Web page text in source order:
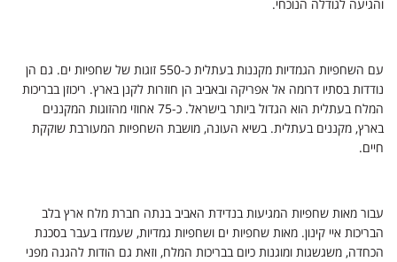
והגיעה לגודלה הנוכחי.
עם השחפיות הגמדיות מקננות בעתלית כ-550 זוגות של שחפיות ים. גם הן
נודדות בסתיו דרומה אל אפריקה ובאביב הן חוזרות לקנן בארץ. ריכוזן בבריכות
המלח בעתלית הוא הגדול ביותר בישראל. כ-75 אחוזי מהזוגות המקננים
בארץ, מקננים בעתלית. בשיא העונה, מושבת השחפיות המעורבת שוקקת
חיים.
עבור מאות שחפיות המגיעות בנדידת האביב בנתה חברת מלח ארץ בלב
הבריכות איי קינון. מאות שחפיות ים ושחפיות גמדיות, שעמדו בעבר בסכנת
הכחדה, משגשגות ומוגנות כיום בבריכות המלח, וזאת גם הודות להגנה מפני